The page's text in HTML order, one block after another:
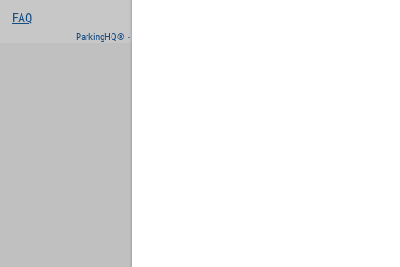
FAQ
ParkingHQ® - eine Lösung von